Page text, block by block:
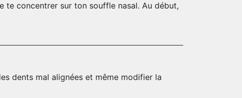
te concentrer sur ton souffle nasal. Au début,
dents mal alignées et même modifier la